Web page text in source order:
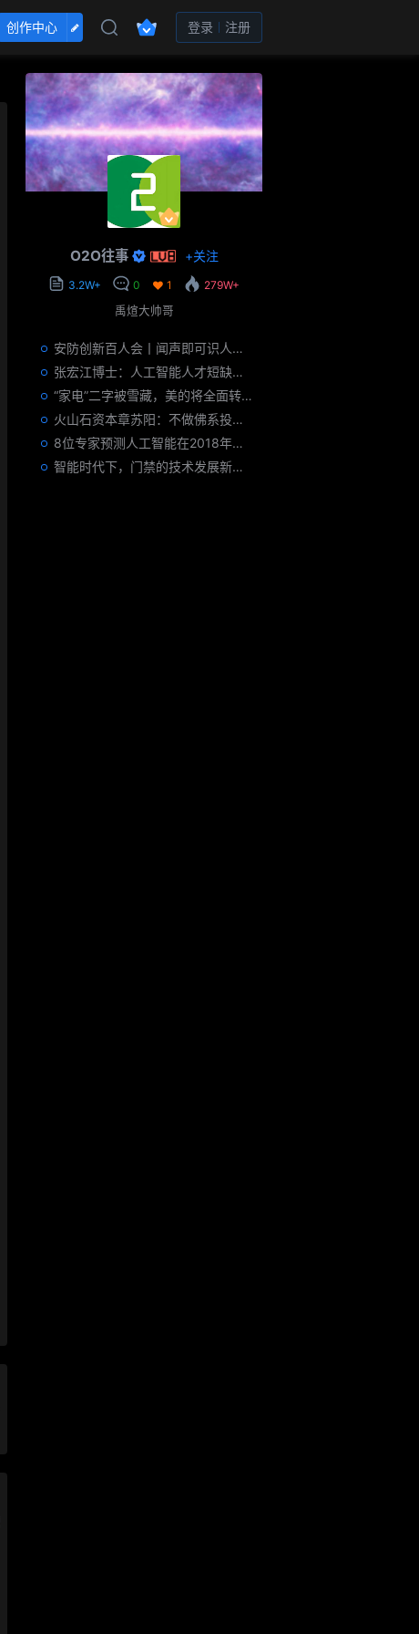
创作中心 登录 注册
O2O往事 +关注
3.2W+ 0 1
279W+
禹煊大帅哥
安防创新百人会丨闻声即可识人，虚拟诈骗的克星——声纹识别
张宏江博士：人工智能人才短缺是世界性问题
“家电”二字被雪藏，美的将全面转型智能制造？
火山石资本章苏阳：不做佛系投资人，为企业价值战斗到底
8位专家预测人工智能在2018年对我们的影响
智能时代下，门禁的技术发展新趋势